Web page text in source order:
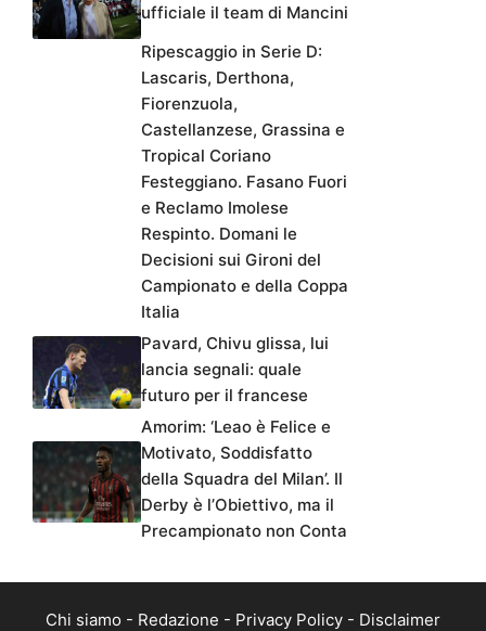
ufficiale il team di Mancini
Ripescaggio in Serie D:
Lascaris, Derthona,
Fiorenzuola,
Castellanzese, Grassina e
Tropical Coriano
Festeggiano. Fasano Fuori
e Reclamo Imolese
Respinto. Domani le
Decisioni sui Gironi del
Campionato e della Coppa
Italia
Pavard, Chivu glissa, lui
lancia segnali: quale
futuro per il francese
Amorim: ‘Leao è Felice e
Motivato, Soddisfatto
della Squadra del Milan’. Il
Derby è l’Obiettivo, ma il
Precampionato non Conta
Chi siamo - Redazione - Privacy Policy - Disclaimer